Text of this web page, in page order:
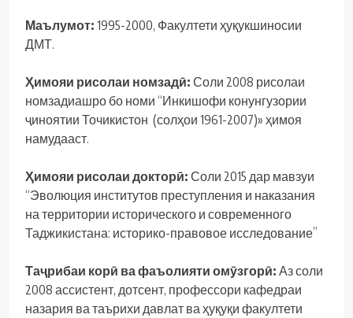
Маълумот: 1995-2000, Факултети ҳуқукшиносии
ДМТ.
Ҳимояи рисолаи номзадӣ: Соли 2008 рисолаи
номзадиашро бо номи “Инкишофи конунгузории
ҷиноятии Точикистон (солҳои 1961-2007)» ҳимоя
намудааст.
Ҳимояи рисолаи докторӣ: Соли 2015 дар мавзуи
“Эволюция институтов преступления и наказания
на территории исторического и современного
Таджикистана: историко-правовое исследование”
Таҷрибаи корӣ ва фаъолияти омӯзгорӣ: Аз соли
2008 ассистент, дотсент, профессори кафедраи
назария ва таърихи давлат ва ҳуқуқи факултети